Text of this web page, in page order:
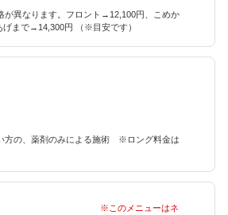
が異なります。フロント→12,100円、こめか
まで→14,300円 （※目安です）
方の、薬剤のみによる施術 ※ロング料金は
※このメニューはネ